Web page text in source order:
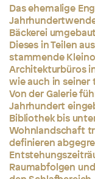
Das ehemalige
Bäckerei
Dieses in Teilen
stammende
Architekturbüros
wie auch in
Von der Galerie
Jahrhundert
Bibliothek bis
Wohnlandschaft
definieren
Raumabfolgen